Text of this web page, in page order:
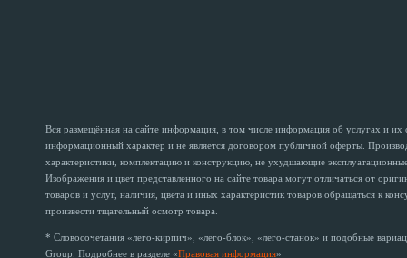
Вся размещённая на сайте информация, в том числе информация об услугах и
информационный характер и не является договором публичной оферты.
характеристики, комплектацию и конструкцию, не ухудшающие
Изображения и цвет представленного на сайте товара могут отличаться от
товаров и услуг, наличия, цвета и иных характеристик товаров обращаться к
произвести тщательный осмотр товара.
* Словосочетания «лего-кирпич», «лего-блок», «лего-станок» и подобные
Group. Подробнее в разделе «Правовая информация»